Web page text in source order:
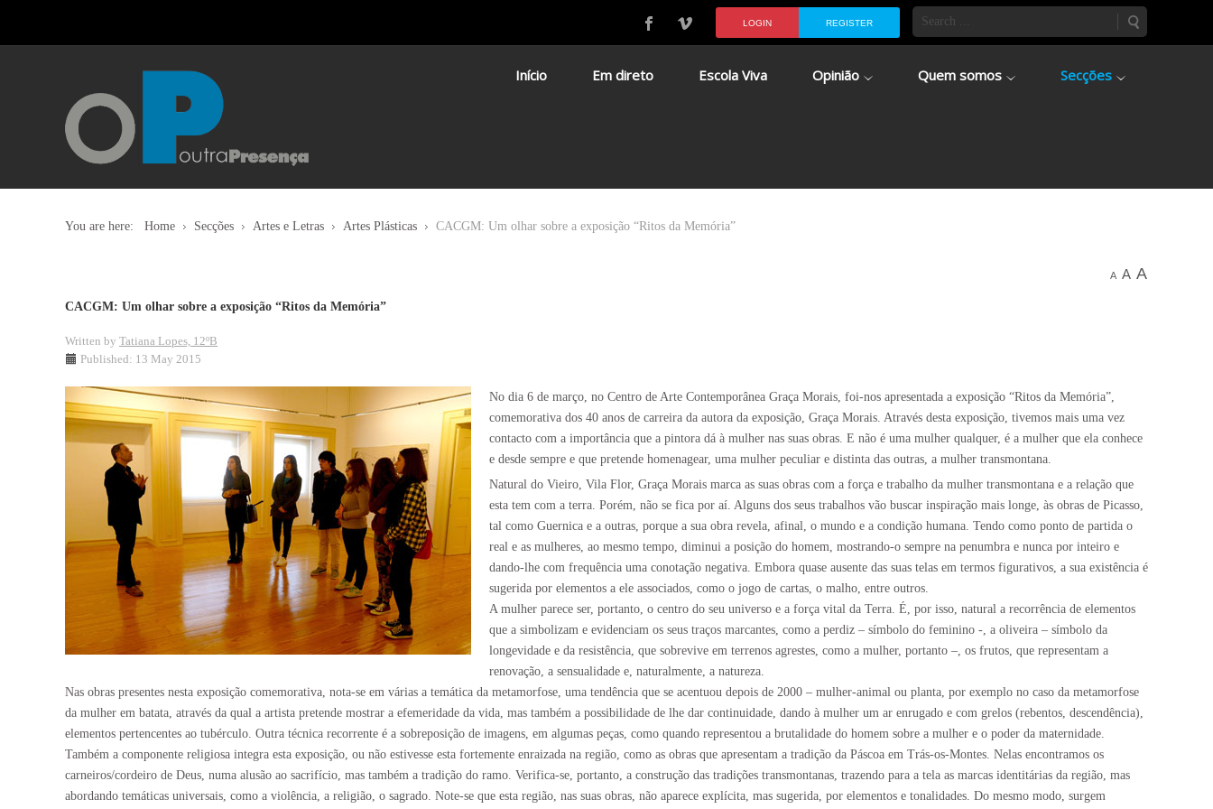
LOGIN REGISTER
Início Em direto Escola Viva Opinião Quem somos Secções
You are here: Home Secções Artes e Letras Artes Plásticas CACGM: Um olhar sobre a exposição “Ritos da Memória”
A A A
CACGM: Um olhar sobre a exposição “Ritos da Memória”
Written by Tatiana Lopes, 12ºB
Published: 13 May 2015
No dia 6 de março, no Centro de Arte Contemporânea Graça Morais, foi-nos apresentada a exposição “Ritos da Memória”,
comemorativa dos 40 anos de carreira da autora da exposição, Graça Morais. Através desta exposição, tivemos mais uma vez
contacto com a importância que a pintora dá à mulher nas suas obras. E não é uma mulher qualquer, é a mulher que ela conhece
e desde sempre e que pretende homenagear, uma mulher peculiar e distinta das outras, a mulher transmontana.
Natural do Vieiro, Vila Flor, Graça Morais marca as suas obras com a força e trabalho da mulher transmontana e a relação que
esta tem com a terra. Porém, não se fica por aí. Alguns dos seus trabalhos vão buscar inspiração mais longe, às obras de Picasso,
tal como Guernica e a outras, porque a sua obra revela, afinal, o mundo e a condição humana. Tendo como ponto de partida o
real e as mulheres, ao mesmo tempo, diminui a posição do homem, mostrando-o sempre na penumbra e nunca por inteiro e
dando-lhe com frequência uma conotação negativa. Embora quase ausente das suas telas em termos figurativos, a sua existência é
sugerida por elementos a ele associados, como o jogo de cartas, o malho, entre outros.
A mulher parece ser, portanto, o centro do seu universo e a força vital da Terra. É, por isso, natural a recorrência de elementos
que a simbolizam e evidenciam os seus traços marcantes, como a perdiz – símbolo do feminino -, a oliveira – símbolo da
longevidade e da resistência, que sobrevive em terrenos agrestes, como a mulher, portanto –, os frutos, que representam a
renovação, a sensualidade e, naturalmente, a natureza.
Nas obras presentes nesta exposição comemorativa, nota-se em várias a temática da metamorfose, uma tendência que se acentuou depois de 2000 – mulher-animal ou planta, por exemplo no caso da metamorfose
da mulher em batata, através da qual a artista pretende mostrar a efemeridade da vida, mas também a possibilidade de lhe dar continuidade, dando à mulher um ar enrugado e com grelos (rebentos, descendência),
elementos pertencentes ao tubérculo. Outra técnica recorrente é a sobreposição de imagens, em algumas peças, como quando representou a brutalidade do homem sobre a mulher e o poder da maternidade.
Também a componente religiosa integra esta exposição, ou não estivesse esta fortemente enraizada na região, como as obras que apresentam a tradição da Páscoa em Trás-os-Montes. Nelas encontramos os
carneiros/cordeiro de Deus, numa alusão ao sacrifício, mas também a tradição do ramo. Verifica-se, portanto, a construção das tradições transmontanas, trazendo para a tela as marcas identitárias da região, mas
abordando temáticas universais, como a violência, a religião, o sagrado. Note-se que esta região, nas suas obras, não aparece explícita, mas sugerida, por elementos e tonalidades. Do mesmo modo, surgem